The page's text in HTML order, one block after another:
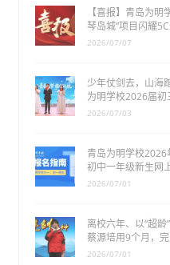
【喜报】青岛为明
琴岛城”项目闪耀
2026/07/07
少年仗剑去，山
为明学校2026届
2026/07/03
青岛为明学校2026
初中一年级新生网
2026/07/01
离校六年、以“超龄
蔡源培用9个月，
2026/07/01